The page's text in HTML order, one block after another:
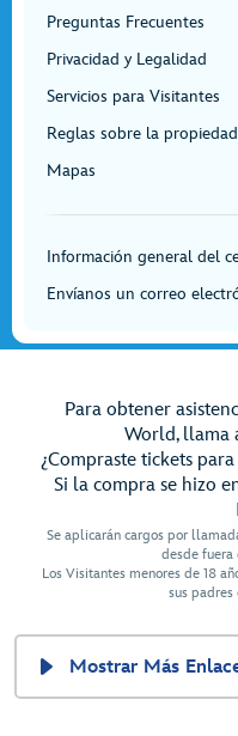
Preguntas Frecuentes
Privacidad y Legalidad
Servicios para Visitantes
Reglas sobre la propiedad
Mapas
Información general del
Envíanos un correo
Para obtener
World, llama
¿Compraste tickets
Si la compra se hizo
Se aplicarán cargos por
desde fuera
Los Visitantes menores de 18
sus
Mostrar Más